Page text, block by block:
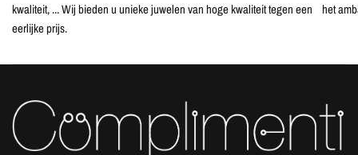
kwaliteit, ... Wij bieden u unieke juwelen van hoge kwaliteit tegen een
eerlijke prijs.
het